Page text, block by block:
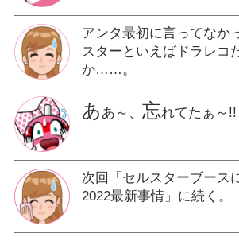
アンタ最初に言ってなか
スターといえばドラレコ
か……。
あ あ～、 忘れてたぁ～!!
次回「セルスターブース
2022最新事情」に続く。